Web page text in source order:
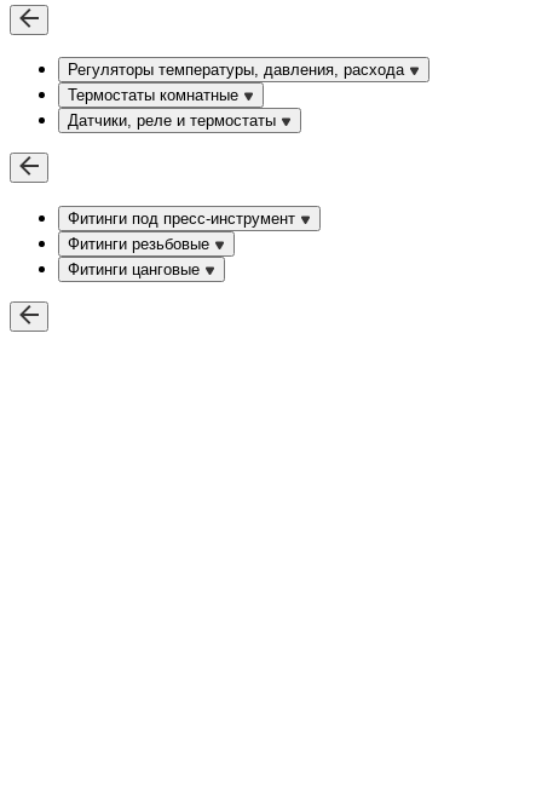
Регуляторы температуры, давления, расхода
Термостаты комнатные
Датчики, реле и термостаты
Фитинги под пресс-инструмент
Фитинги резьбовые
Фитинги цанговые